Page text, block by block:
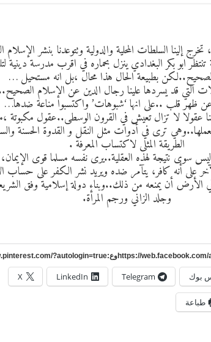
إلينا السلطات المحلية والدولية وتتوعدنا بنشر
ابو بكر البغدادي ينزل بحماره في اقرب مدرسة
بطبيعة الحال هذا محال ،بل انه مستحيل …
التي قد يسردها علينا رجال الدين عن الإسلام
ظهر قلب ..على انها ‘شبوهات’ واكتسبوا مناعة ضدها…
عقولا لا تزال تعيش في القرون الوسطى..عقول مكبوتة
ترى في أدوات مثل النقل و القدوة الحسنة
الطريقة المثلى لاكتساب المعرفة .
سوى نتيجة لهذه العقلية..يرى نفسه مسلما قوى الإيمان،
على أنه كافر، يتآمر ضده ويريد نشر الكفر على حساب
في الأرض أن يمنعه من ذلك..وبناء دولة إسلامية وفق
وجلد الزاني ورجم المرأة.
بوك Telegram
LinkedIn
X
طباعة